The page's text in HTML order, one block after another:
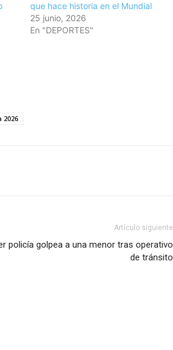
que hace historia en el Mundial
25 junio, 2026
En "DEPORTES"
2026
Artículo siguiente
policía golpea a una menor tras operativo
de tránsito